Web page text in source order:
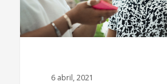
6 abril, 2021